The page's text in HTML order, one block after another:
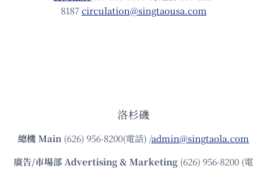
8187circulation@singtaousa.com
洛杉磯
總機Main (626) 956-8200(電話) /admin@singtaola.com
廣告/市場部Advertising & Marketing (626) 956-8200 (電